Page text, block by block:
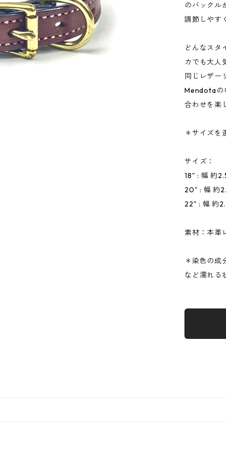
のバックル
調節しやす
どんなスタ
カでも大人
同じレザー
Mendotaの
合わせを楽
＊サイズを
サイズ：
18" : 幅 約
20" : 幅 約
22" : 幅 約
素材：本革
＊染色の成
など濡れる